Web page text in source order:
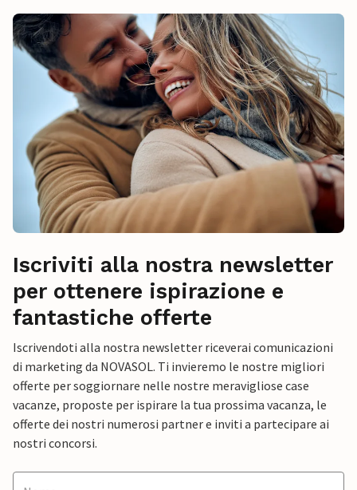
Iscriviti alla nostra newsletter
per ottenere ispirazione e
fantastiche offerte
Iscrivendoti alla nostra newsletter riceverai comunicazioni
di marketing da NOVASOL. Ti invieremo le nostre migliori
offerte per soggiornare nelle nostre meravigliose case
vacanze, proposte per ispirare la tua prossima vacanza, le
offerte dei nostri numerosi partner e inviti a partecipare ai
nostri concorsi.